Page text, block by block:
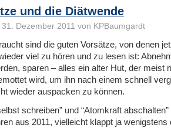
und die Diätwende
Dezember 2011 von KPBaumgardt
sind die guten Vorsätze, von denen
viel zu hören und zu lesen ist:
sparen – alles ein alter Hut, der meist
wird, um ihn nach einem schnell
wieder auspacken zu können.
schreiben” und “Atomkraft
aus 2011, vielleicht klappt ja wenigstens